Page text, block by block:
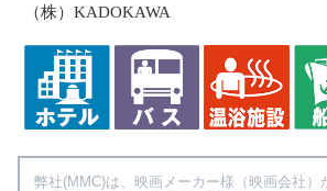
（株）KADOKAWA
弊社(MMC)は、映画メーカー様（映画会社）